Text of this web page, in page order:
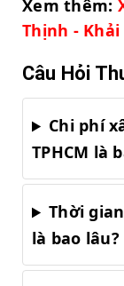
Xem thêm:
Thịnh -
Câu Hỏi
Chi phí
TPHCM là
Thời
là bao lâu?